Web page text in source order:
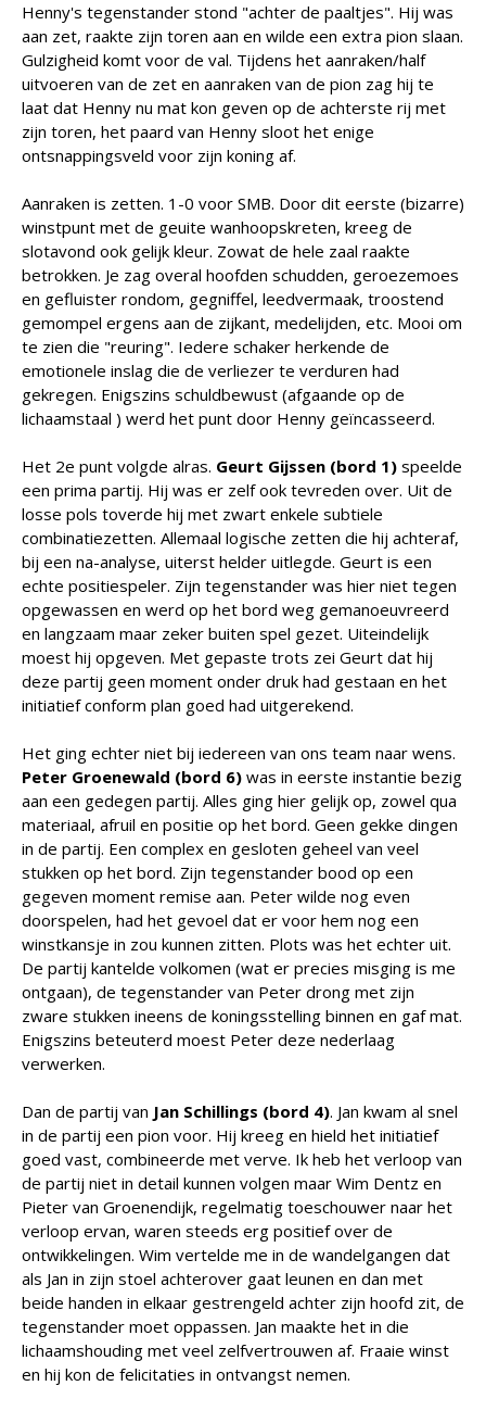
Henny's tegenstander stond "achter de paaltjes". Hij was
aan zet, raakte zijn toren aan en wilde een extra pion slaan.
Gulzigheid komt voor de val. Tijdens het aanraken/half
uitvoeren van de zet en aanraken van de pion zag hij te
laat dat Henny nu mat kon geven op de achterste rij met
zijn toren, het paard van Henny sloot het enige
ontsnappingsveld voor zijn koning af.
Aanraken is zetten. 1-0 voor SMB. Door dit eerste (bizarre)
winstpunt met de geuite wanhoopskreten, kreeg de
slotavond ook gelijk kleur. Zowat de hele zaal raakte
betrokken. Je zag overal hoofden schudden, geroezemoes
en gefluister rondom, gegniffel, leedvermaak, troostend
gemompel ergens aan de zijkant, medelijden, etc. Mooi om
te zien die "reuring". Iedere schaker herkende de
emotionele inslag die de verliezer te verduren had
gekregen. Enigszins schuldbewust (afgaande op de
lichaamstaal ) werd het punt door Henny geïncasseerd.
Het 2e punt volgde alras. Geurt Gijssen (bord 1) speelde
een prima partij. Hij was er zelf ook tevreden over. Uit de
losse pols toverde hij met zwart enkele subtiele
combinatiezetten. Allemaal logische zetten die hij achteraf,
bij een na-analyse, uiterst helder uitlegde. Geurt is een
echte positiespeler. Zijn tegenstander was hier niet tegen
opgewassen en werd op het bord weg gemanoeuvreerd
en langzaam maar zeker buiten spel gezet. Uiteindelijk
moest hij opgeven. Met gepaste trots zei Geurt dat hij
deze partij geen moment onder druk had gestaan en het
initiatief conform plan goed had uitgerekend.
Het ging echter niet bij iedereen van ons team naar wens.
Peter Groenewald (bord 6) was in eerste instantie bezig
aan een gedegen partij. Alles ging hier gelijk op, zowel qua
materiaal, afruil en positie op het bord. Geen gekke dingen
in de partij. Een complex en gesloten geheel van veel
stukken op het bord. Zijn tegenstander bood op een
gegeven moment remise aan. Peter wilde nog even
doorspelen, had het gevoel dat er voor hem nog een
winstkansje in zou kunnen zitten. Plots was het echter uit.
De partij kantelde volkomen (wat er precies misging is me
ontgaan), de tegenstander van Peter drong met zijn
zware stukken ineens de koningsstelling binnen en gaf mat.
Enigszins beteuterd moest Peter deze nederlaag
verwerken.
Dan de partij van Jan Schillings (bord 4). Jan kwam al snel
in de partij een pion voor. Hij kreeg en hield het initiatief
goed vast, combineerde met verve. Ik heb het verloop van
de partij niet in detail kunnen volgen maar Wim Dentz en
Pieter van Groenendijk, regelmatig toeschouwer naar het
verloop ervan, waren steeds erg positief over de
ontwikkelingen. Wim vertelde me in de wandelgangen dat
als Jan in zijn stoel achterover gaat leunen en dan met
beide handen in elkaar gestrengeld achter zijn hoofd zit, de
tegenstander moet oppassen. Jan maakte het in die
lichaamshouding met veel zelfvertrouwen af. Fraaie winst
en hij kon de felicitaties in ontvangst nemen.